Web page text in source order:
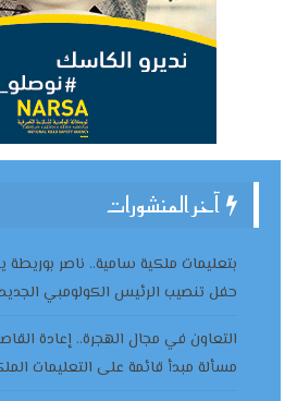
آخر المنشورات
بتعليمات ملكية سامية.. ناصر
حفل تنصيب الرئيس الكولومبي الجديد
التعاون في مجال الهجرة.. إعادة
مسألة مبدأ قائمة على التعليمات